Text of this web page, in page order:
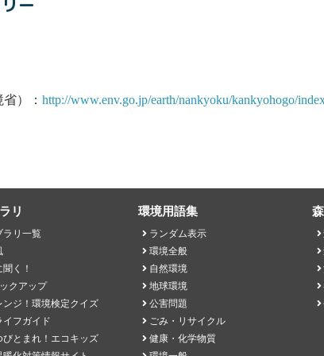
ー
省）：http://www.env.go.jp/earth/nankyoku/kankyohogo/
リ
ラリ一覧
く！
クアップ
ンジ！環境検定クイズ
イフガイド
びとまれ！エコキッズ
環境用語集
ランダム表示
環境全般
自然環境
地球環境
公害問題
ごみ・リサイクル
健康・化学物質